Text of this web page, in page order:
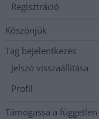
Regisztráció
Köszönjük
Tag bejelentkezés
Jelszó visszaállítása
Profil
Támogassa a